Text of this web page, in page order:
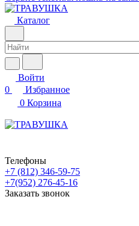
Каталог
Войти
0
Избранное
0 Корзина
Телефоны
+7 (812) 346-59-75
+7(952) 276-45-16
Заказать звонок